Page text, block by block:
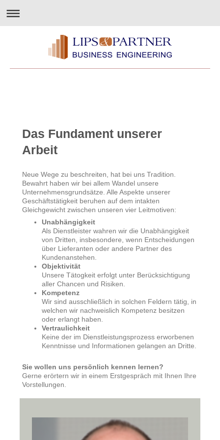
Das Fundament unserer
Arbeit
Neue Wege zu beschreiten, hat bei uns Tradition.
Bewahrt haben wir bei allem Wandel unsere
Unternehmensgrundsätze. Alle Aspekte unserer
Geschäftstätigkeit beruhen auf dem intakten
Gleichgewicht zwischen unseren vier Leitmotiven:
Unabhängigkeit
Als Dienstleister wahren wir die Unabhängigkeit
von Dritten, insbesondere, wenn Entscheidungen
über Lieferanten oder andere Partner des
Kundenanstehen.
Objektivität
Unsere Tätogkeit erfolgt unter Berücksichtigung
aller Chancen und Risiken.
Kompetenz
Wir sind ausschließlich in solchen Feldern tätig, in
welchen wir nachweislich Kompetenz besitzen
oder erlangt haben.
Vertraulichkeit
Keine der im Dienstleistungsprozess erworbenen
Kenntnisse und Informationen gelangen an Dritte.
Sie wollen uns persönlich kennen lernen?
Gerne erörtern wir in einem Erstgespräch mit Ihnen Ihre
Vorstellungen.